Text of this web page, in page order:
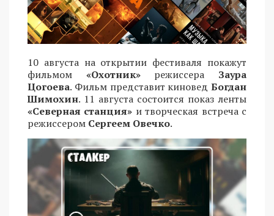
10 августа на открытии фестиваля покажут
фильмом «Охотник»режиссера Заура
Цогоева. Фильм представит киновед Богдан
Шимохин. 11 августа состоится показ ленты
«Северная станция» и творческая встреча с
режиссером Сергеем Овечко.